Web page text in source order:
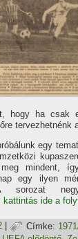
hogy ha csak
tervezhetnénk
egy
mindent,
egy ilyen
sorozat
kattintás ide a
| Címke: